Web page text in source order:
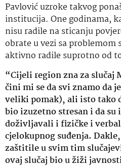
Pavlović uzroke takvog
institucija. One godinama,
nisu radile na sticanju
obrate u vezi sa problemom
aktivno radile suprotno od
“Cijeli region zna za slučaj
čini mi se da svi znamo da
veliki pomak), ali isto tako
bio izuzetno stresan i da
doživljavali i fizičke i
cjelokupnog suđenja.
zaštitile u svim tim
ovaj slučaj bio u žiži